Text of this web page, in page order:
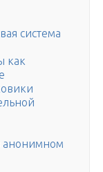
система
как
анонимном